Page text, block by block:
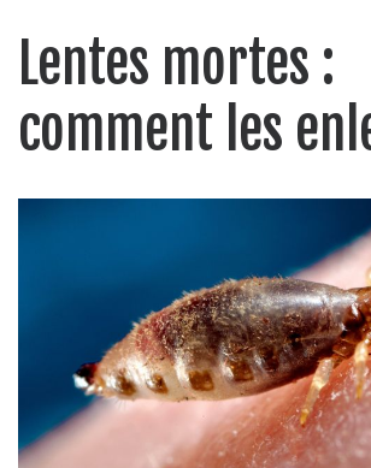
Lentes mortes :
comment les